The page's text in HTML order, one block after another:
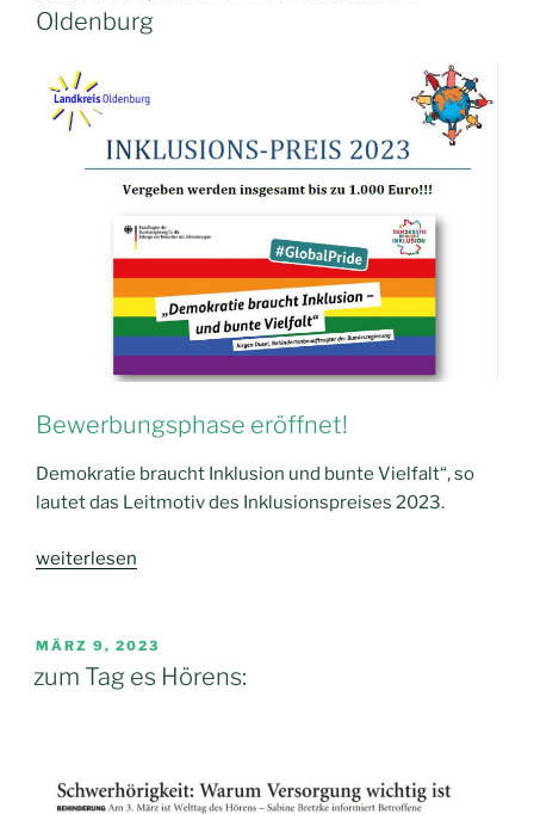
Oldenburg
Bewerbungsphase eröffnet!
Demokratie braucht Inklusion und bunte Vielfalt“, so
lautet das Leitmotiv des Inklusionspreises 2023.
„Inklusionspreis
Landkreis
Oldenburg“
weiterlesen
VERÖFFENTLICHT
MÄRZ 9, 2023
zum Tag es Hörens: